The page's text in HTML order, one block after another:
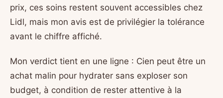
prix, ces soins restent souvent accessibles chez
Lidl, mais mon avis est de privilégier la tolérance
avant le chiffre affiché.
Mon verdict tient en une ligne : Cien peut être un
achat malin pour hydrater sans exploser son
budget, à condition de rester attentive à la